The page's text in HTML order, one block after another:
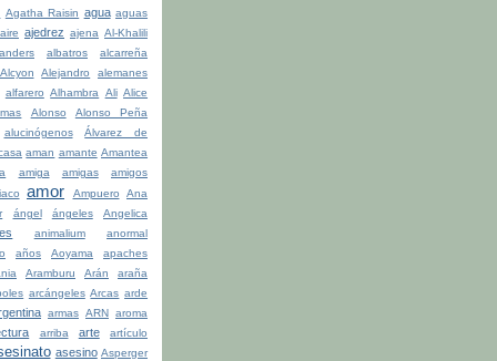
Agatha Raisin agua aguas
aire ajedrez ajena Al-Khalili
albatros
alcarreña
Alcyon
Alejandro
alemanes
alfarero Alhambra Ali Alice
Alonso
Alonso Peña
alucinógenos
Álvarez de
aman amante Amantea
amiga amigas
amigos
amor Ampuero
Ana
ángel ángeles Angelica
animalium
anormal
años Aoyama
apaches
Aramburu Arán
araña
arcángeles Arcas arde
armas ARN aroma
arriba arte artículo
asesino Asperger